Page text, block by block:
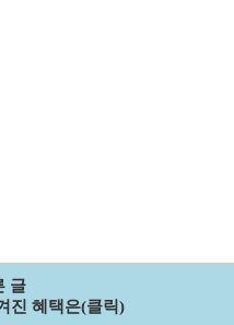
글
진 혜택은(클릭)